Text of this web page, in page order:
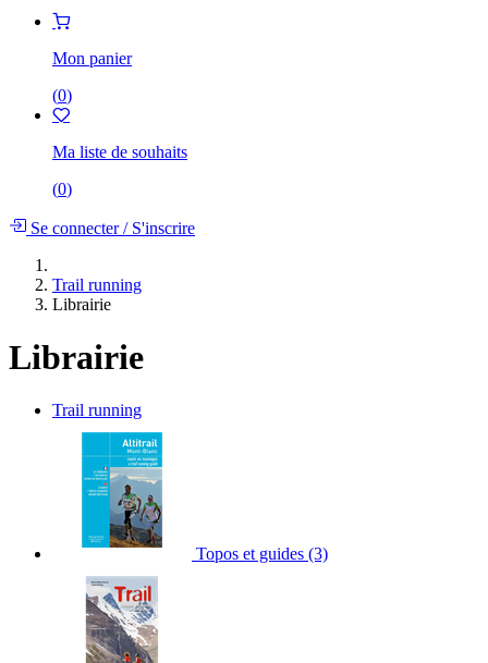
Mon panier
(0)
Ma liste de souhaits
(0)
Se connecter/S'inscrire
Trail running
Librairie
Librairie
Trail running
Topos et guides (3)